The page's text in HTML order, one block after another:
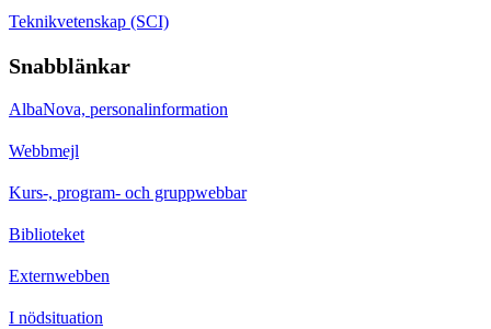
Teknikvetenskap (SCI)
Snabblänkar
AlbaNova, personalinformation
Webbmejl
Kurs-, program- och gruppwebbar
Biblioteket
Externwebben
I nödsituation